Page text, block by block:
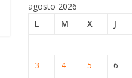
agosto 2026
L
M X J
3
4 5 6